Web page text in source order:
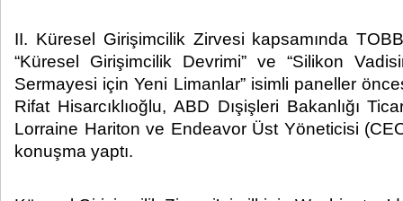
​II. Küresel Girişimcilik Zirvesi kapsamında
“Küresel Girişimcilik Devrimi” ve “Silikon
Sermayesi için Yeni Limanlar” isimli paneller
Rifat Hisarcıklıoğlu, ABD Dışişleri Bakanlığı
Lorraine Hariton ve Endeavor Üst Yöneticisi
konuşma yaptı. ​